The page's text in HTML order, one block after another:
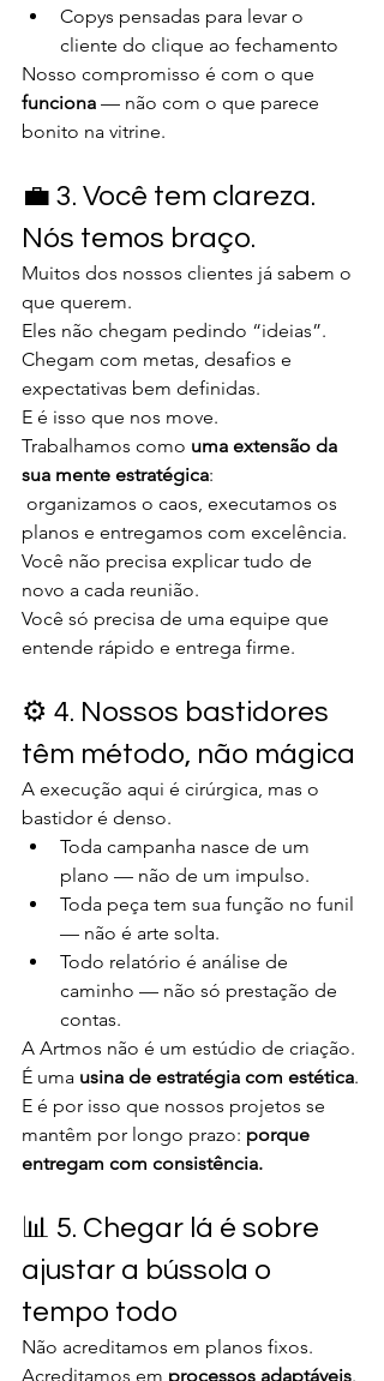
Copys pensadas para levar o
cliente do clique ao fechamento
Nosso compromisso é com o que
funciona — não com o que parece
bonito na vitrine.
💼 3. Você tem clareza.
Nós temos braço.
Muitos dos nossos clientes já sabem o
que querem.
Eles não chegam pedindo “ideias”.
Chegam com metas, desafios e
expectativas bem definidas.
E é isso que nos move.
Trabalhamos como uma extensão da
sua mente estratégica:
planos e entregamos com excelência.
Você não precisa explicar tudo de
novo a cada reunião.
Você só precisa de uma equipe que
entende rápido e entrega firme.
⚙️ 4. Nossos bastidores
têm método, não mágica
A execução aqui é cirúrgica, mas o
bastidor é denso.
Toda campanha nasce de um
plano — não de um impulso.
Toda peça tem sua função no funil
— não é arte solta.
Todo relatório é análise de
caminho — não só prestação de
contas.
A Artmos não é um estúdio de criação.
É uma usina de estratégia com estética.
E é por isso que nossos projetos se
mantêm por longo prazo: porque
entregam com consistência.
📊 5. Chegar lá é sobre
ajustar a bússola o
tempo todo
Não acreditamos em planos fixos.
Acreditamos em processos adaptáveis.